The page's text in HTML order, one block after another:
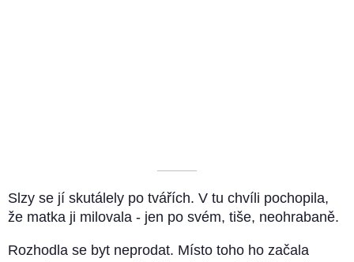
––––––––––
Slzy se jí skutálely po tvářích. V tu chvíli pochopila,
že matka ji milovala - jen po svém, tiše, neohrabaně.
Rozhodla se byt neprodat. Místo toho ho začala